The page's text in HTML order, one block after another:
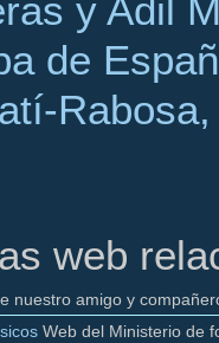
y Adil
de
web
nuestro amigo y
Web del Ministerio de